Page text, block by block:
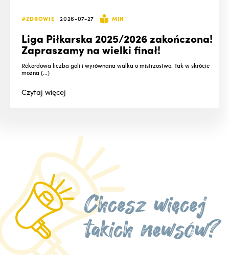
#ZDROWIE 2026-07-27 MIN
Liga Piłkarska 2025/2026 zakończona!
Zapraszamy na wielki finał!
Rekordowa liczba goli i wyrównana walka o mistrzostwo. Tak w skrócie
można (...)
Czytajwięcej